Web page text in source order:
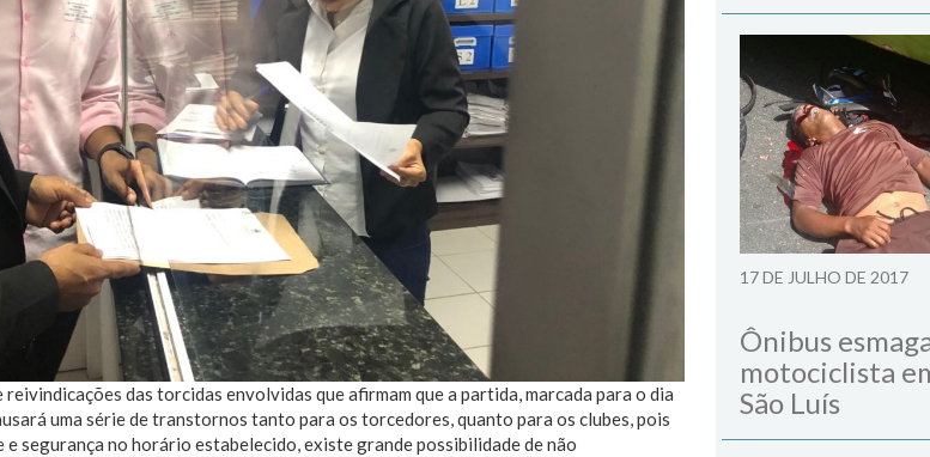
das torcidas envolvidas que afirmam que a partida, marcada para o dia
uma série de transtornos tanto para os torcedores, quanto para os clubes, pois
segurança no horário estabelecido, existe grande possibilidade de não
17 DE JULHO DE 2017
Ônibus
motociclista
São Luís